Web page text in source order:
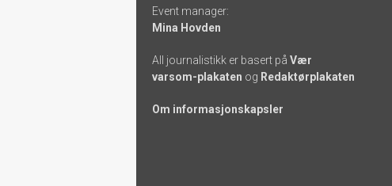
Event manager:
Mina Hovden
All journalistikk er basert på Vær
varsom-plakaten og Redaktørplakaten
Om informasjonskapsler